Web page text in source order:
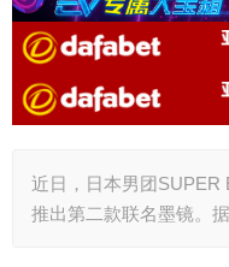
近日，日本男团SUPER
推出第二款联名墨镜。